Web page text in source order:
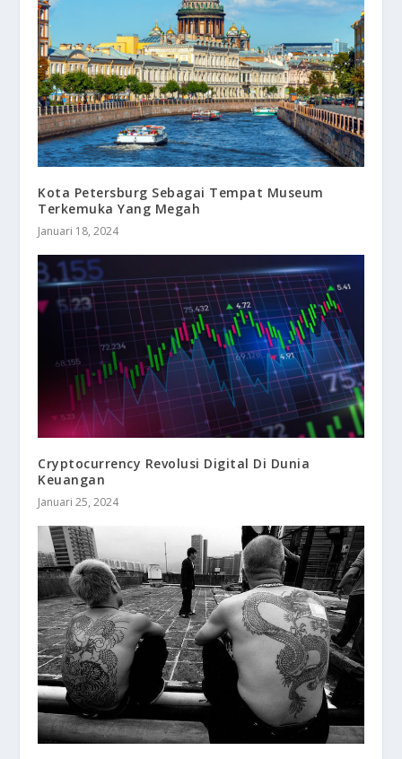
Kota Petersburg Sebagai Tempat Museum
Terkemuka Yang Megah
Januari 18, 2024
Cryptocurrency Revolusi Digital Di Dunia
Keuangan
Januari 25, 2024